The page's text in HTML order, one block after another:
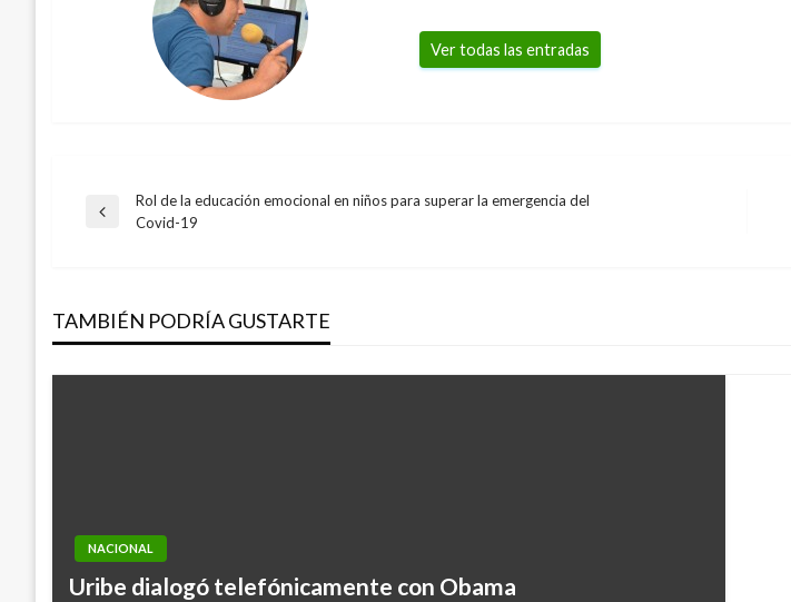
Ver todas las entradas
Navegación
entradas
Entrada
Rol de la educación emocional en niños para superar la emergencia del
Covid-19
TAMBIÉN PODRÍA GUSTARTE
NACIONAL
Uribe dialogó telefónicamente con Obama